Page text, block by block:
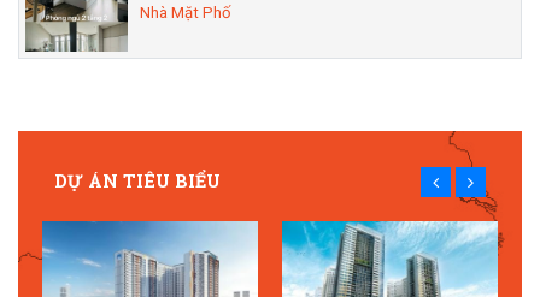
Nhà Mặt Phố
DỰ ÁN TIÊU BIỂU